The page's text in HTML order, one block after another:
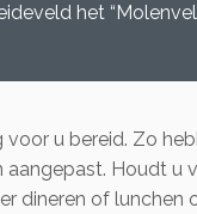
het
u bereid. Zo
aangepast. Houdt u
dineren of lunchen